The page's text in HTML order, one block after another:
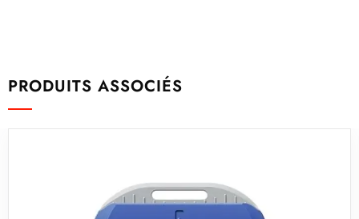
PRODUITS ASSOCIÉS